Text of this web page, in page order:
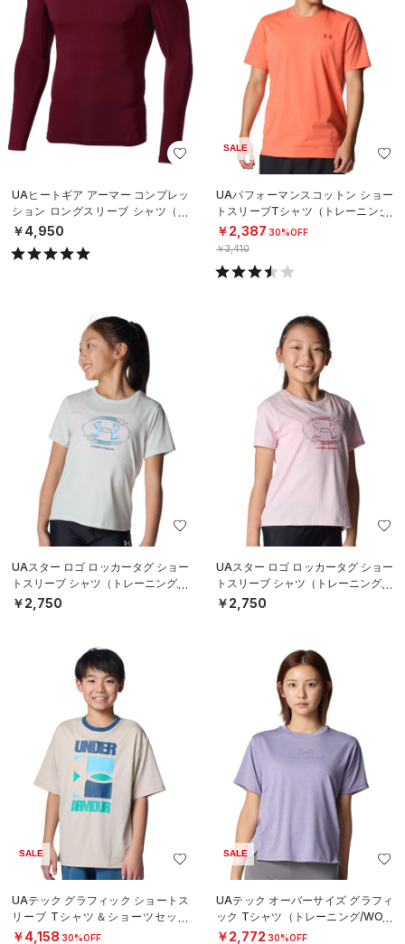
UAヒートギア アーマー コンプレッ
ション ロングスリーブ シャツ（ト
レーニング/MEN）
￥4,950
SALE
UAパフォーマンスコットン ショー
トスリーブTシャツ（トレーニング/
MEN）
￥2,387 30%OFF
￥3,410
UAスター ロゴ ロッカータグ ショー
トスリーブ シャツ（トレーニング/G
IRLS）
￥2,750
UAスター ロゴ ロッカータグ ショー
トスリーブ シャツ（トレーニング/G
IRLS）
￥2,750
SALE
UAテック グラフィック ショートス
リーブ Tシャツ＆ショーツセット
（トレーニング/BOYS）
￥4,158 30%OFF
SALE
UAテック オーバーサイズ グラフィ
ック Tシャツ（トレーニング/WOM
EN）
￥2,772 30%OFF